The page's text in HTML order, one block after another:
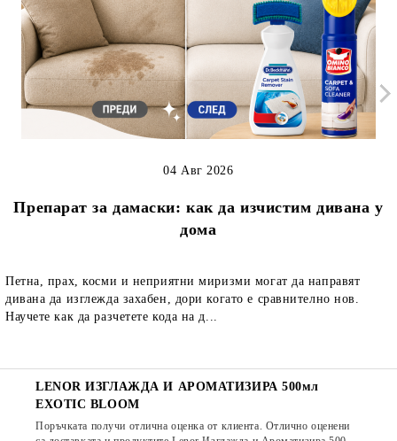
Препарат за дамаски: как да изчистим дивана у
дома
04 Авг 2026
Петна, прах, косми и неприятни миризми могат да направят
дивана да изглежда захабен, дори когато е сравнително нов.
Научете как да разчетете кода на д...
LENOR ИЗГЛАЖДА И АРОМАТИЗИРА 500мл
EXOTIC BLOOM
Поръчката получи отлична оценка от клиента. Отлично оценени